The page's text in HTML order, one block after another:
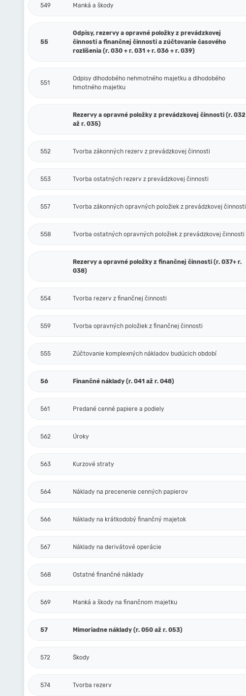
549 Manká a škody
55
Odpisy, rezervy a opravné položky z prevádzkovej
činnosti a finančnej činnosti a zúčtovanie časového
rozlíšenia (r. 030 + r. 031 + r. 036 + r. 039)
551
Odpisy dlhodobého nehmotného majetku a dlhodobého
hmotného majetku
Rezervy a opravné položky z prevádzkovej činnosti (r. 032
až r. 035)
552 Tvorba zákonných rezerv z prevádzkovej činnosti
553 Tvorba ostatných rezerv z prevádzkovej činnosti
557 Tvorba zákonných opravných položiek z prevádzkovej činnosti
558 Tvorba ostatných opravných položiek z prevádzkovej činnosti
Rezervy a opravné položky z finančnej činnosti (r. 037+ r.
038)
554 Tvorba rezerv z finančnej činnosti
559 Tvorba opravných položiek z finančnej činnosti
555 Zúčtovanie komplexných nákladov budúcich období
56 Finančné náklady (r. 041 až r. 048)
561 Predané cenné papiere a podiely
562 Úroky
563 Kurzové straty
564 Náklady na precenenie cenných papierov
566 Náklady na krátkodobý finančný majetok
567 Náklady na derivátové operácie
568 Ostatné finančné náklady
569 Manká a škody na finančnom majetku
57 Mimoriadne náklady (r. 050 až r. 053)
572 Škody
574 Tvorba rezerv